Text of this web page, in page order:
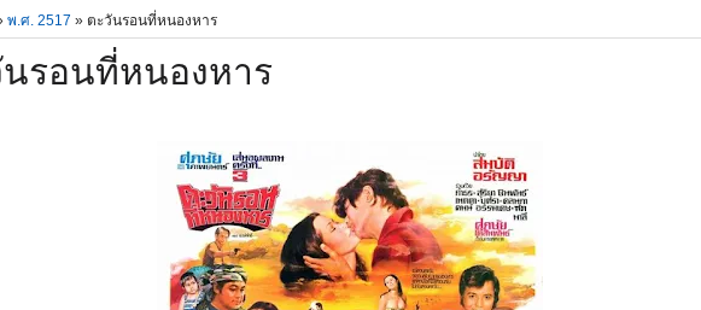
พ.ศ. 2517 » ตะวันรอนที่หนองหาร
นรอนที่หนองหาร